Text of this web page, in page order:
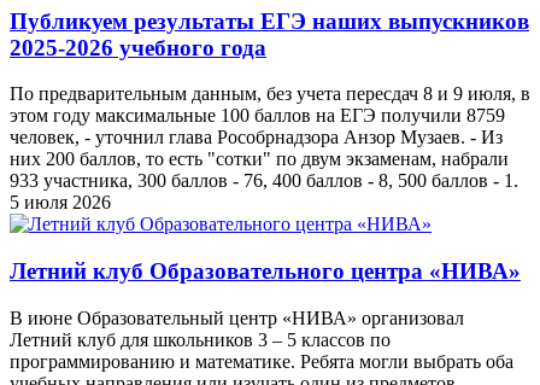
Публикуем результаты ЕГЭ наших выпускников
2025-2026 учебного года
По предварительным данным, без учета пересдач 8 и 9 июля, в
этом году максимальные 100 баллов на ЕГЭ получили 8759
человек, - уточнил глава Рособрнадзора Анзор Музаев. - Из
них 200 баллов, то есть "сотки" по двум экзаменам, набрали
933 участника, 300 баллов - 76, 400 баллов - 8, 500 баллов - 1.
5 июля 2026
Летний клуб Образовательного центра «НИВА»
В июне Образовательный центр «НИВА» организовал
Летний клуб для школьников 3 – 5 классов по
программированию и математике. Ребята могли выбрать оба